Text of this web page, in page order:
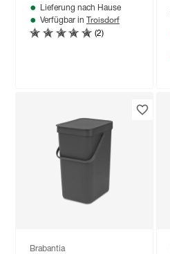
Lieferung nach Hause
Verfügbar in Troisdorf
(2)
Brabantia